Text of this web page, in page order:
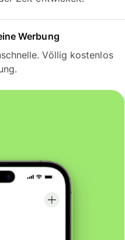
Werbung
Völlig kostenlos